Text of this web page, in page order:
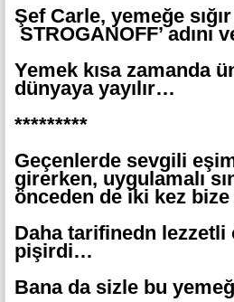
Şef Carle, yemeğe
STROGANOFF’
Yemek kısa zamanda
dünyaya yayılır…
*********
Geçenlerde sevgili
girerken, uygulamalı
önceden de iki kez
Daha tarifinedn
pişirdi…
Bana da sizle bu